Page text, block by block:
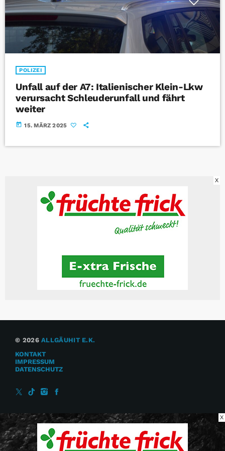
POLIZEI
Unfall auf der A7: Italienischer Klein-Lkw
verursacht Schleuderunfall und fährt
weiter
today 15. MÄRZ 2025
X
© 2026ALLGÄUHIT E.K.
KONTAKT
IMPRESSUM
DATENSCHUTZ
X